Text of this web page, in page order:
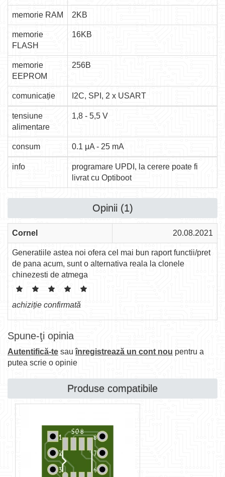
memorie RAM 2KB
memorie
FLASH
16KB
memorie
EEPROM
256B
comunicație I2C, SPI, 2 x USART
tensiune
alimentare
1,8 - 5,5 V
consum 0.1 μA - 25 mA
info
programare UPDI, la cerere poate fi
livrat cu Optiboot
Opinii (1)
Cornel 20.08.2021
Generatiile astea noi ofera cel mai bun raport functii/pret
de pana acum, sunt o alternativa reala la clonele
chinezesti de atmega
achiziție confirmată
Spune-ţi opinia
Autentifică-te sauînregistrează un cont nou pentru a
putea scrie o opinie
Produse compatibile